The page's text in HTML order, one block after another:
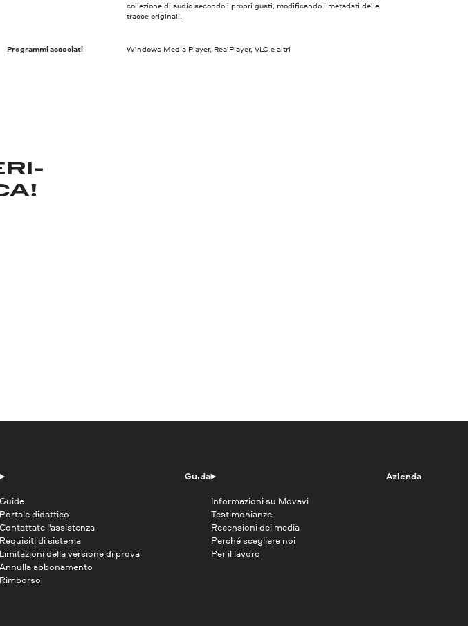
collezione di audio secondo i propri gusti, modificando i metadati delle
tracce originali.
Programmi associati Windows Media Player, RealPlayer, VLC e altri
Guida
Guide
Portale didattico
Contattate l'assistenza
Requisiti di sistema
Limitazioni della versione di prova
Annulla abbonamento
Rimborso
Azienda
Informazioni su Movavi
Testimonianze
Recensioni dei media
Perché scegliere noi
Per il lavoro